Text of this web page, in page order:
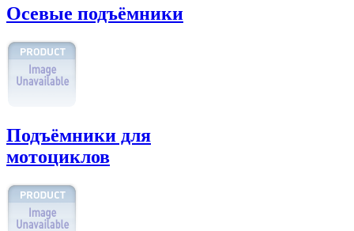
Осевые подъёмники
Подъёмники для
мотоциклов